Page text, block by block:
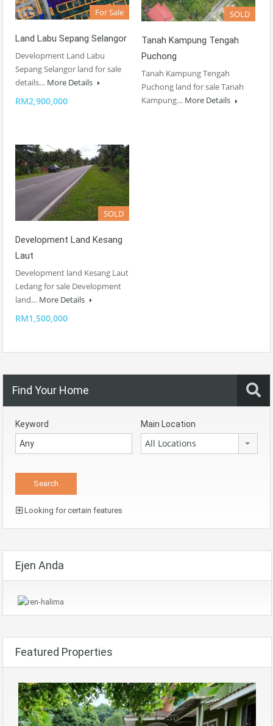
For Sale
Land Labu Sepang Selangor
Development Land Labu
Sepang Selangor land for sale
details… More Details
RM2,900,000
SOLD
Tanah Kampung Tengah
Puchong
Tanah Kampung Tengah
Puchong land for sale Tanah
Kampung… More Details
SOLD
Development Land Kesang
Laut
Development land Kesang Laut
Ledang for sale Development
land… More Details
RM1,500,000
Find Your Home
Keyword Main Location
All Locations
Looking for certain features
Ejen Anda
Featured Properties